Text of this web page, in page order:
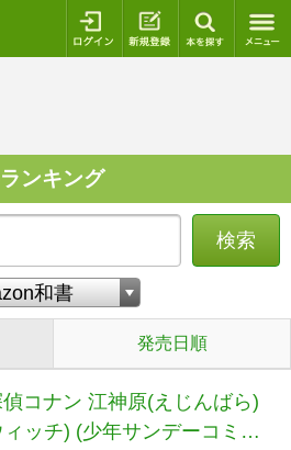
ログイン 新規登録
ンキング
検索
発売日順
コナン 江神原(えじんばら)
ッチ) (少年サンデーコミッ